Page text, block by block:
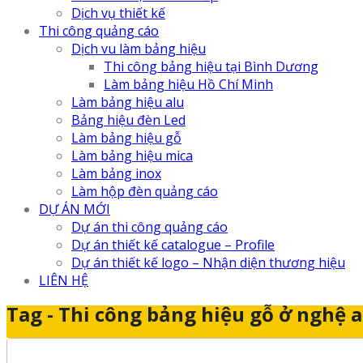
Dịch vụ thiết kế
Thi công quảng cáo
Dịch vu làm bảng hiệu
Thi công bảng hiệu tại Bình Dương
Làm bảng hiệu Hồ Chí Minh
Làm bảng hiệu alu
Bảng hiệu đèn Led
Làm bảng hiệu gỗ
Làm bảng hiệu mica
Làm bảng inox
Làm hộp đèn quảng cáo
DỰ ÁN MỚI
Dự án thi công quảng cáo
Dự án thiết kế catalogue – Profile
Dự án thiết kế logo – Nhận diện thương hiệu
LIÊN HỆ
Tag - Thi công bảng hiệu gỗ ở nghệ